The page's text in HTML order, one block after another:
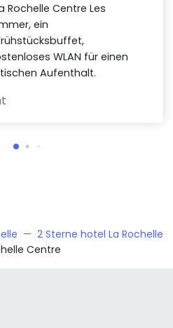
Rochelle Centre Les
ein
WLAN für einen
Aufenthalt.
2 Sterne hotel La Rochelle
Centre